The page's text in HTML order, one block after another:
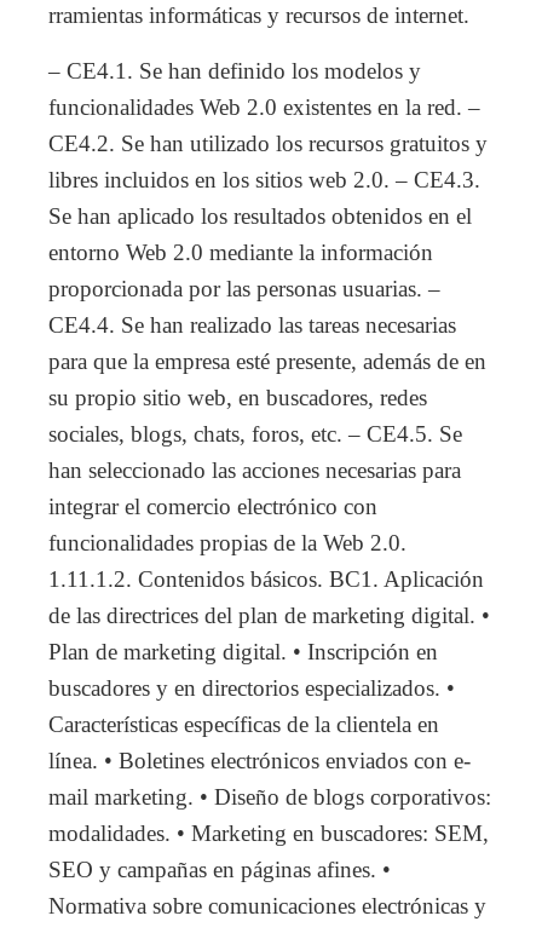
rramientas informáticas y recursos de internet.
– CE4.1. Se han definido los modelos y
funcionalidades Web 2.0 existentes en la red. –
CE4.2. Se han utilizado los recursos gratuitos y
libres incluidos en los sitios web 2.0. – CE4.3.
Se han aplicado los resultados obtenidos en el
entorno Web 2.0 mediante la información
proporcionada por las personas usuarias. –
CE4.4. Se han realizado las tareas necesarias
para que la empresa esté presente, además de en
su propio sitio web, en buscadores, redes
sociales, blogs, chats, foros, etc. – CE4.5. Se
han seleccionado las acciones necesarias para
integrar el comercio electrónico con
funcionalidades propias de la Web 2.0.
1.11.1.2. Contenidos básicos. BC1. Aplicación
de las directrices del plan de marketing digital. •
Plan de marketing digital. • Inscripción en
buscadores y en directorios especializados. •
Características específicas de la clientela en
línea. • Boletines electrónicos enviados con e-
mail marketing. • Diseño de blogs corporativos:
modalidades. • Marketing en buscadores: SEM,
SEO y campañas en páginas afines. •
Normativa sobre comunicaciones electrónicas y